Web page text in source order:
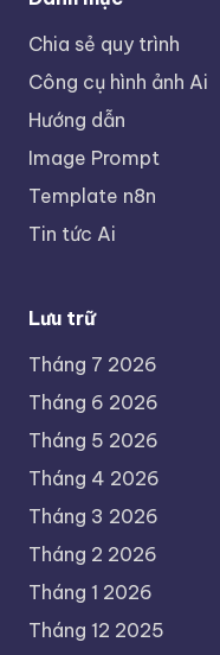
Chia sẻ quy trình
Công cụ hình ảnh Ai
Hướng dẫn
Image Prompt
Template n8n
Tin tức Ai
Lưu trữ
Tháng 7 2026
Tháng 6 2026
Tháng 5 2026
Tháng 4 2026
Tháng 3 2026
Tháng 2 2026
Tháng 1 2026
Tháng 12 2025